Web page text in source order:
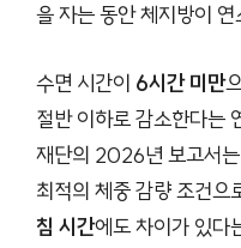
을 자는 동안 체지방이
수면 시간이 6시간 미만
절반 이하로 감소한다는
재단의 2026년 보고서
최적의 체중 감량 조건으
침 시간에도 차이가 있다